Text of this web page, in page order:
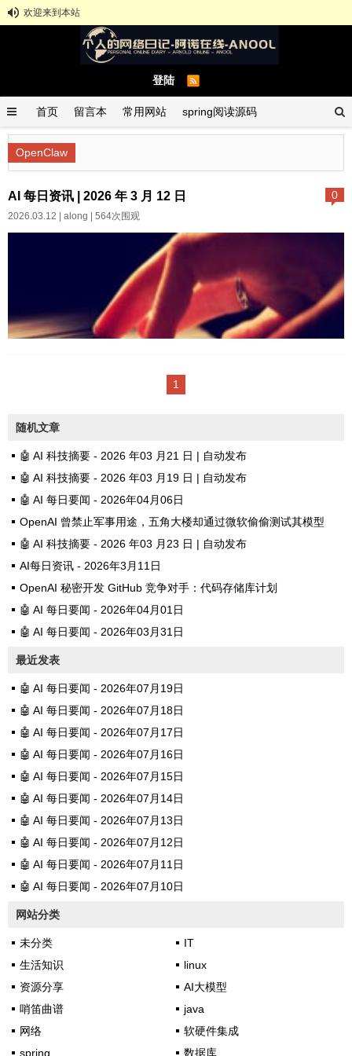
欢迎来到本站
登陆
首页 留言本 常用网站 spring阅读源码
spring示例demo
OpenClaw
0
AI 每日资讯 | 2026 年 3 月 12 日
2026.03.12 | along | 564次围观
型最新排名：谁是当下最强王
GPT-5.2 以 200 万 token 上下文
窗口继续保持综合性能领先 Clau
de 4.0 在安全性与实用性之间找
到更好平衡 DeepSeek-V4 标志着
国产大模型正式进入世界第一梯
分之一 Gemini 2.5 Pro 在多模态
能...
1
随机文章
🤖 AI 科技摘要 - 2026 年03 月21 日 | 自动发布
🤖 AI 科技摘要 - 2026 年03 月19 日 | 自动发布
🤖 AI 每日要闻 - 2026年04月06日
OpenAI 曾禁止军事用途，五角大楼却通过微软偷偷测试其模型
🤖 AI 科技摘要 - 2026 年03 月23 日 | 自动发布
AI每日资讯 - 2026年3月11日
OpenAI 秘密开发 GitHub 竞争对手：代码存储库计划
🤖 AI 每日要闻 - 2026年04月01日
🤖 AI 每日要闻 - 2026年03月31日
最近发表
🤖 AI 每日要闻 - 2026年07月19日
🤖 AI 每日要闻 - 2026年07月18日
🤖 AI 每日要闻 - 2026年07月17日
🤖 AI 每日要闻 - 2026年07月16日
🤖 AI 每日要闻 - 2026年07月15日
🤖 AI 每日要闻 - 2026年07月14日
🤖 AI 每日要闻 - 2026年07月13日
🤖 AI 每日要闻 - 2026年07月12日
🤖 AI 每日要闻 - 2026年07月11日
🤖 AI 每日要闻 - 2026年07月10日
网站分类
未分类
IT
生活知识
linux
资源分享
AI大模型
哨笛曲谱
java
网络
软硬件集成
spring
数据库